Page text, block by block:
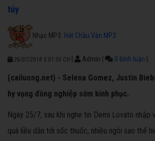
túy
Nhạc MP3: Hát Chầu Văn MP3
26/07/2018 5:01:50 CH Admin 0 bình luận
(cailuong.net) - Selena Gomez, Justin
hy vọng đồng nghiệp sớm bình phục.
Ngày 25/7, sau khi nghe tin Demi Lovato nhập
quá liều dẫn tới sốc thuốc, nhiều ngôi sao thể